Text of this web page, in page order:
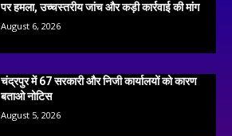
पर हमला, उच्चस्तरीय जांच और कड़ी कार्रवाई की मांग
August 6, 2026
चंद्रपुर में 67 सरकारी और निजी कार्यालयों को कारण
बताओ नोटिस
August 5, 2026